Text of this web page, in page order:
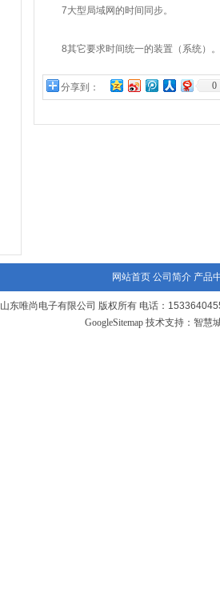
7大型局域网的时间同步。
8其它要求时间统一的装置（系统）。
分享到： 0
网站首页 公司简介 产品
山东唯尚电子有限公司 版权所有 电话：
GoogleSitemap技术支持： 智慧